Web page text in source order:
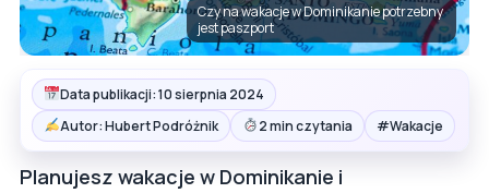
Czy na wakacje w Dominikanie potrzebny
jest paszport
Data publikacji: 10 sierpnia 2024
Autor: Hubert Podróżnik
2 min czytania #Wakacje
Planujesz wakacje w Dominikanie i